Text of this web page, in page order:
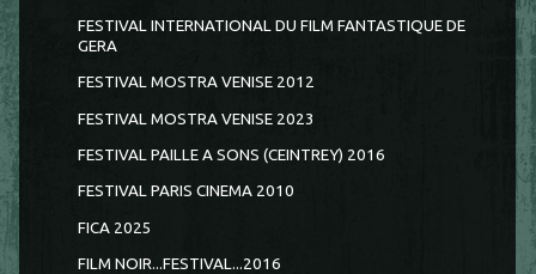
FESTIVAL INTERNATIONAL DU FILM FANTASTIQUE DE
GERA
FESTIVAL MOSTRA VENISE 2012
FESTIVAL MOSTRA VENISE 2023
FESTIVAL PAILLE A SONS (CEINTREY) 2016
FESTIVAL PARIS CINEMA 2010
FICA 2025
FILM NOIR...FESTIVAL...2016